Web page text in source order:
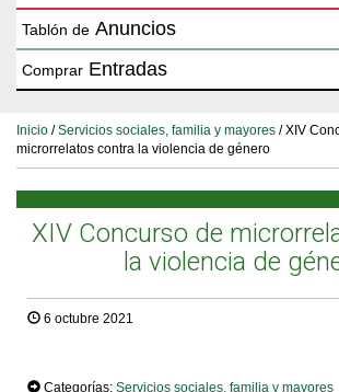
Tablón de Anuncios
Comprar Entradas
Inicio /Servicios sociales, familia y mayores / XIV
microrrelatos contra la violencia de género
XIV Concurso de
la violencia de
6 octubre 2021
Categorías: Servicios sociales, familia y mayores